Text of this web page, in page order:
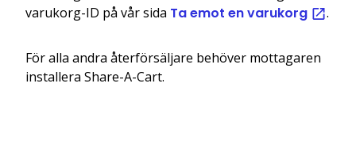
varukorg-ID på vår sida Ta emot en varukorg .
För alla andra återförsäljare behöver mottagaren
installera Share-A-Cart.